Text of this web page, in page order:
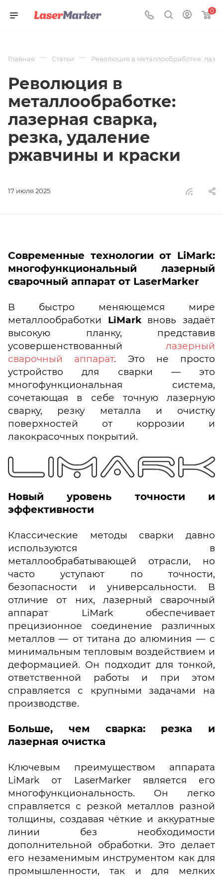
0
Революция в
металлообработке:
лазерная сварка,
резка, удаление
ржавчины и краски
Главная — Статьи — Революция в металлообработке:
17 июля 2025
Современные технологии от LiMark:
многофункциональный лазерный
сварочный аппарат от LaserMarker
В быстро меняющемся мире
металлообработки LiMarkвновь задаёт
высокую планку, представив
усовершенствованный лазерный
сварочный аппарат. Это не просто
устройство для сварки — это
многофункциональная система,
сочетающая в себе точную лазерную
сварку, резку металла и очистку
поверхностей от коррозии и
лакокрасочных покрытий.
Новый уровень точности и
эффективности
Классические методы сварки давно
используются в
металлообрабатывающей отрасли, но
часто уступают по точности,
безопасности и универсальности. В
отличие от них, лазерный сварочный
аппарат LiMark обеспечивает
прецизионное соединение различных
металлов — от титана до алюминия — с
минимальным тепловым воздействием и
деформацией. Он подходит для тонкой,
ответственной работы и при этом
справляется с крупными задачами на
производстве.
Больше, чем сварка: резка и
лазерная очистка
Ключевым преимуществом аппарата
LiMark от LaserMarker является его
многофункциональность. Он легко
справляется с резкой металлов разной
толщины, создавая чёткие и аккуратные
линии без необходимости
дополнительной обработки. Это делает
его незаменимым инструментом как для
промышленности, так и для мелких